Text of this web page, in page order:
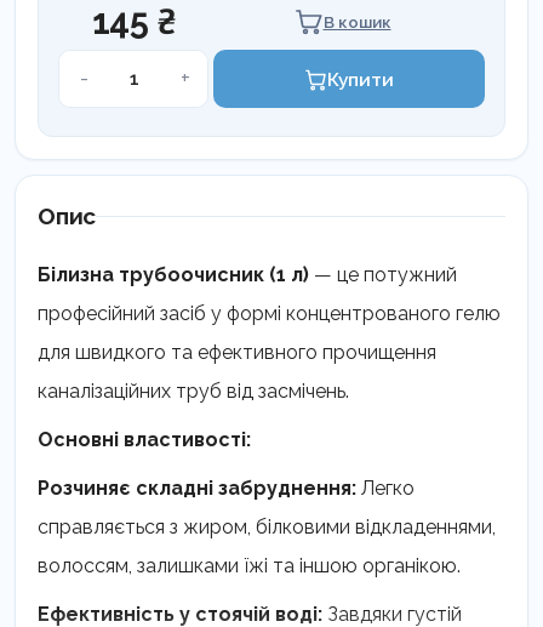
145 ₴ В кошик
-
Білизна
+ Купити
Опис
Білизна трубоочисник (1 л) — це потужний
професійний засіб у формі концентрованого гелю
для швидкого та ефективного прочищення
каналізаційних труб від засмічень.
Основні властивості:
Розчиняє складні забруднення: Легко
справляється з жиром, білковими відкладеннями,
волоссям, залишками їжі та іншою органікою.
Ефективність у стоячій воді: Завдяки густій